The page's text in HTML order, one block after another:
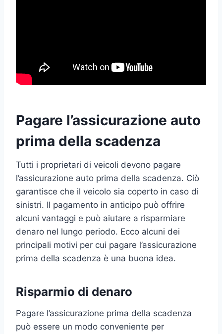
Pagare l’assicurazione auto
prima della scadenza
Tutti i proprietari di veicoli devono pagare
l’assicurazione auto prima della scadenza. Ciò
garantisce che il veicolo sia coperto in caso di
sinistri. Il pagamento in anticipo può offrire
alcuni vantaggi e può aiutare a risparmiare
denaro nel lungo periodo. Ecco alcuni dei
principali motivi per cui pagare l’assicurazione
prima della scadenza è una buona idea.
Risparmio di denaro
Pagare l’assicurazione prima della scadenza
può essere un modo conveniente per